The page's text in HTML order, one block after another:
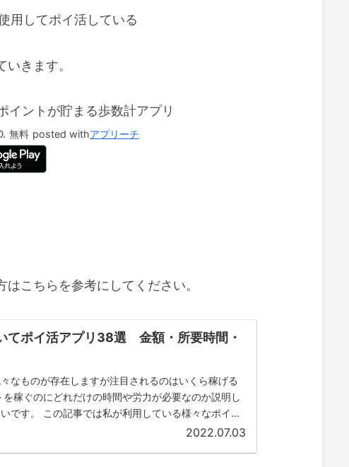
用してポイ活している
きます。
イントが貯まる歩数計アプリ
無料 posted withアプリーチ
こちらを参考にしてください。
ポイ活アプリ38選 金額・所要時間・
なものが存在しますが注目されるのはいくら稼げる
稼ぐのにどれだけの時間や労力が必要なのか説明し
です。 この記事では私が利用している様々なポイ活
2022.07.03